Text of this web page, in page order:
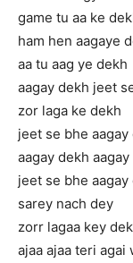
game tu aa ke
ham hen aagaye
aa tu aag ye dekh
aagay dekh jeet
zor laga ke dekh
jeet se bhe aagay
aagay dekh aagay
jeet se bhe aagay
sarey nach dey
zorr lagaa key
ajaa ajaa teri agai